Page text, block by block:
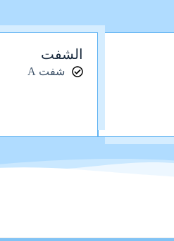
الشفت
شفت A